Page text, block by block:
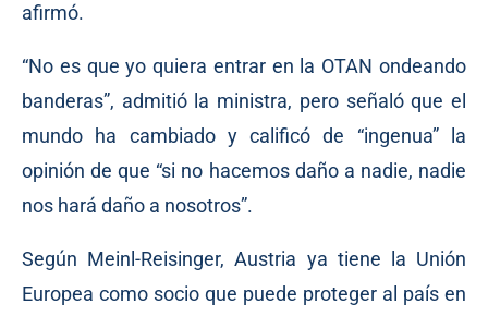
afirmó.
“No es que yo quiera entrar en la OTAN ondeando
banderas”, admitió la ministra, pero señaló que el
mundo ha cambiado y calificó de “ingenua” la
opinión de que “si no hacemos daño a nadie, nadie
nos hará daño a nosotros”.
Según Meinl-Reisinger, Austria ya tiene la Unión
Europea como socio que puede proteger al país en